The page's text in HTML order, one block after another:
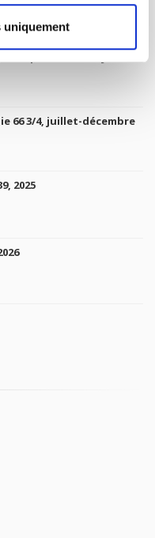
uniquement
66 3/4, juillet-décembre
2025